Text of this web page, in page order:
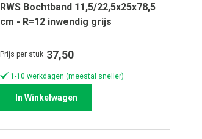
RWS Bochtband 11,5/22,5x25x78,5
cm - R=12 inwendig grijs
Prijs per stuk 37,50
1-10 werkdagen (meestal sneller)
In Winkelwagen